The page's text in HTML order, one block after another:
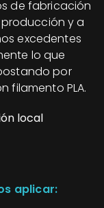
de fabricación
y a
excedentes
lo que
por
filamento PLA.
local
aplicar: